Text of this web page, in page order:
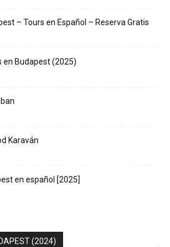
– Tours en Español – Reserva Gratis
en Budapest (2025)
Karaván
en español [2025]
(2024)